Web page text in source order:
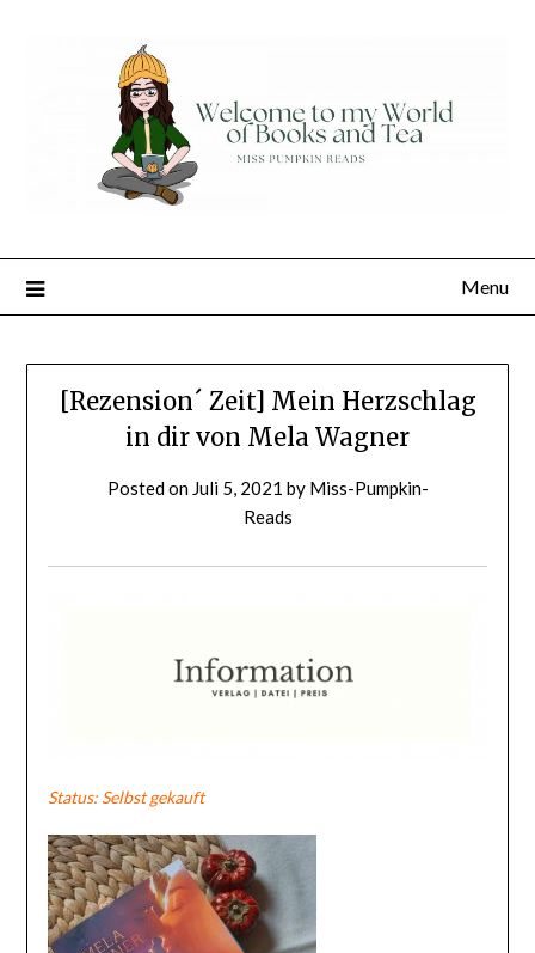
Menu
[Rezension´ Zeit] Mein Herzschlag
in dir von Mela Wagner
Posted on Juli 5, 2021 by Miss-Pumpkin-
Reads
Status: Selbst gekauft